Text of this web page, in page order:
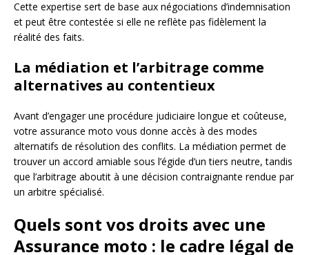
Cette expertise sert de base aux négociations d’indemnisation
et peut être contestée si elle ne reflète pas fidèlement la
réalité des faits.
La médiation et l’arbitrage comme
alternatives au contentieux
Avant d’engager une procédure judiciaire longue et coûteuse,
votre assurance moto vous donne accès à des modes
alternatifs de résolution des conflits. La médiation permet de
trouver un accord amiable sous l’égide d’un tiers neutre, tandis
que l’arbitrage aboutit à une décision contraignante rendue par
un arbitre spécialisé.
Quels sont vos droits avec une
Assurance moto : le cadre légal de